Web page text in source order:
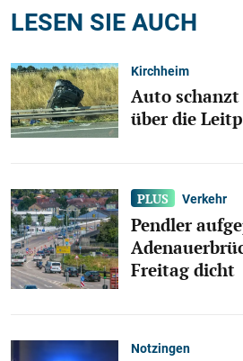
LESEN SIE AUCH
Kirchheim
Auto
über die
Verkehr
Pendler
Freitag dicht
Notzingen